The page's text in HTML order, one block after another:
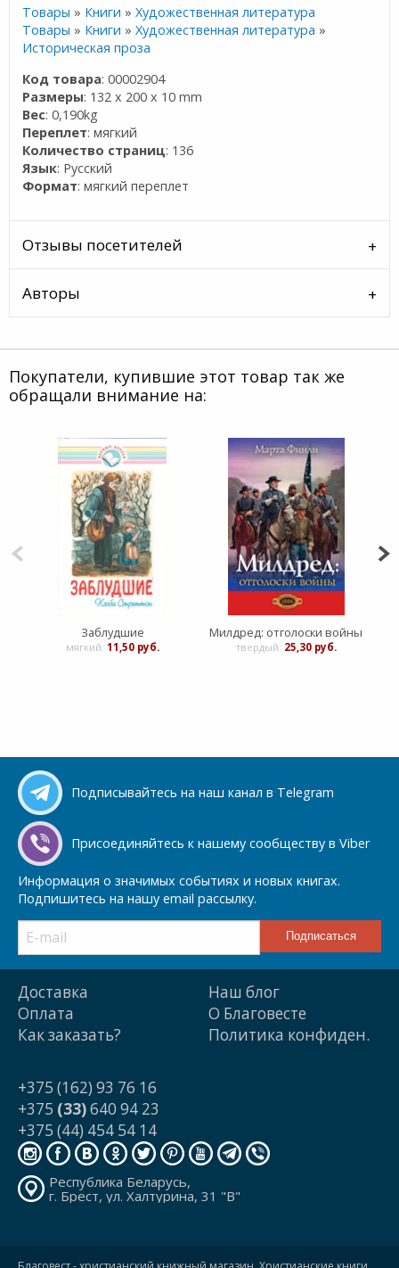
Товары » Книги »Художественная литература
Товары » Книги »Художественная литература »
Историческая проза
Код товара: 00002904
Размеры: 132 x 200 x 10 mm
Вес: 0,190kg
Переплет: мягкий
Количество страниц: 136
Язык: Русский
Формат: мягкий переплет
Отзывы посетителей
Авторы
Покупатели, купившие этот товар так же
обращали внимание на:
Заблудшие
мягкий: 11,50 руб.
Милдред: отголоски войны
твердый: 25,30 руб.
Подписывайтесь на наш канал в Telegram
Присоединяйтесь к нашему сообществу в Viber
Информация о значимых событиях и новых книгах.
Подпишитесь на нашу email рассылку.
Доставка
Оплата
Как заказать?
Наш блог
О Благовесте
Политика конфиден.
+375 (162) 93 76 16
+375 (33)640 94 23
+375 (44) 454 54 14
Республика Беларусь,
г. Брест, ул. Халтурина, 31 "В"